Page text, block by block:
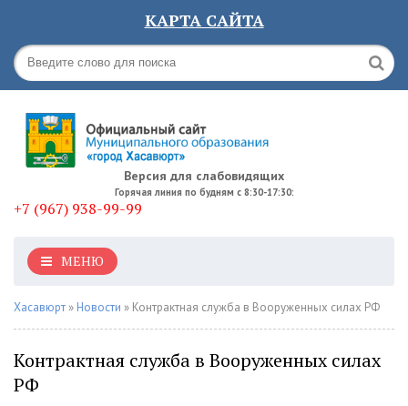
КАРТА САЙТА
Версия для слабовидящих
Горячая линия по будням с 8:30-17:30:
+7 (967) 938-99-99
МЕНЮ
Хасавюрт » Новости » Контрактная служба в Вооруженных силах РФ
Контрактная служба в Вооруженных силах
РФ